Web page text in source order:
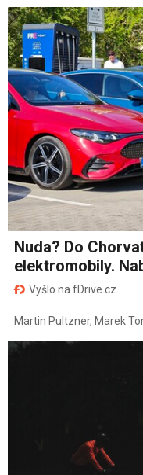
Nuda? Do
elektromobily.
Vyšlo na fDrive.cz
Martin Pultzner, Marek